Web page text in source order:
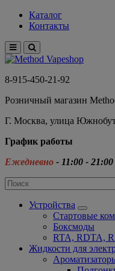
Каталог
Контакты
8-915-450-21-92
Розничный магазин
Г. Москва, улица
График работы
Ежедневно - 11:00 - 21:00
Устройства
Стартовые
Боксмоды
RTA, RDTA,
Жидкости для